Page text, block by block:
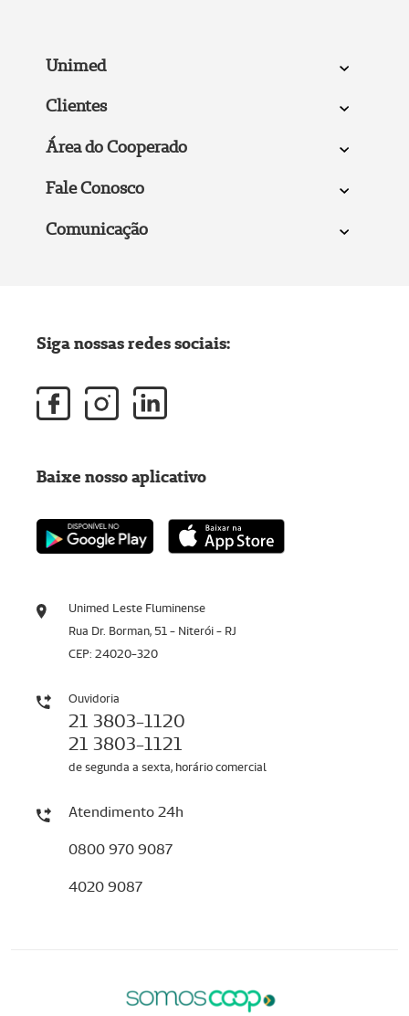
Unimed
Clientes
Área do Cooperado
Fale Conosco
Comunicação
Unimed Leste Fluminense
Rua Dr. Borman, 51 - Niterói - RJ
CEP: 24020-320
Ouvidoria
21 3803-1120
21 3803-1121
de segunda a sexta, horário comercial
Atendimento 24h
0800 970 9087
4020 9087
Siga nossas redes sociais:
Baixe nosso aplicativo